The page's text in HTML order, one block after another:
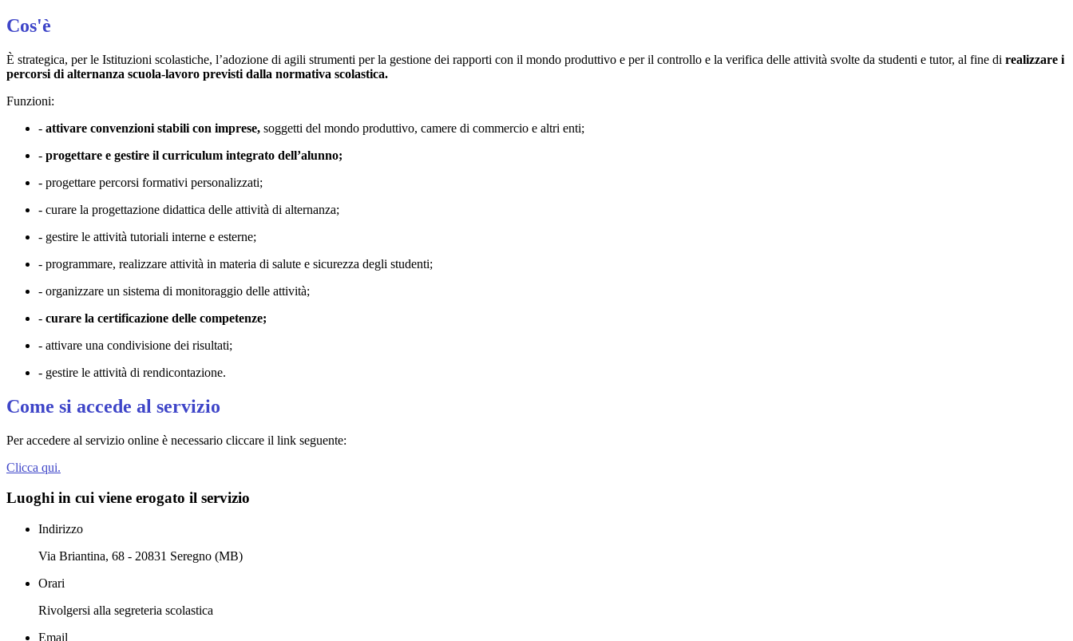
Cos'è
È strategica, per le Istituzioni scolastiche, l’adozione di agili strumenti per la gestione dei rapporti con il mondo produttivo e per il controllo e la verifica delle attività svolte da studenti e tutor, al fine di realizzare i
percorsi di alternanza scuola-lavoro previsti dalla normativa scolastica.
Funzioni:
- attivare convenzioni stabili con imprese, soggetti del mondo produttivo, camere di commercio e altri enti;
- progettare e gestire il curriculum integrato dell’alunno;
- progettare percorsi formativi personalizzati;
- curare la progettazione didattica delle attività di alternanza;
- gestire le attività tutoriali interne e esterne;
- programmare, realizzare attività in materia di salute e sicurezza degli studenti;
- organizzare un sistema di monitoraggio delle attività;
- curare la certificazione delle competenze;
- attivare una condivisione dei risultati;
- gestire le attività di rendicontazione.
Come si accede al servizio
Per accedere al servizio online è necessario cliccare il link seguente:
Clicca qui.
Luoghi in cui viene erogato il servizio
Indirizzo
Via Briantina, 68 - 20831 Seregno (MB)
Orari
Rivolgersi alla segreteria scolastica
Email